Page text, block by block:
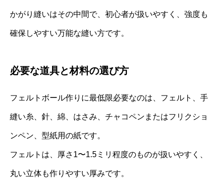
かがり縫いはその中間で、初心者が扱いやすく、強度も
確保しやすい万能な縫い方です。
必要な道具と材料の選び方
フェルトボール作りに最低限必要なのは、フェルト、手
縫い糸、針、綿、はさみ、チャコペンまたはフリクショ
ンペン、型紙用の紙です。
フェルトは、厚さ1〜1.5ミリ程度のものが扱いやすく、
丸い立体も作りやすい厚みです。